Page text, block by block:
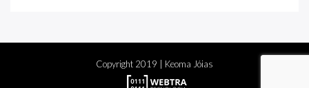
Copyright 2019 | Keoma Jóias